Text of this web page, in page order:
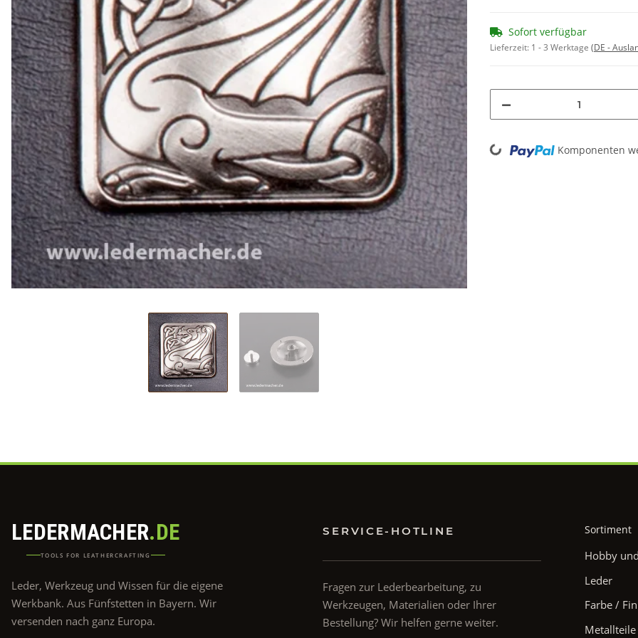
Sofort verfügbar
Lieferzeit: 1 - 3 Werktage (DE -
Loading... Komponenten
LEDERMACHER.DE
TOOLS FOR LEATHERCRAFTING
Leder, Werkzeug und Wissen für die eigene
Werkbank. Aus Fünfstetten in Bayern. Wir
versenden nach ganz Europa.
SERVICE-HOTLINE
Fragen zur Lederbearbeitung, zu
Werkzeugen, Materialien oder Ihrer
Bestellung? Wir helfen gerne weiter.
Sortiment
Hobby
Leder
Farbe /
Metallteile